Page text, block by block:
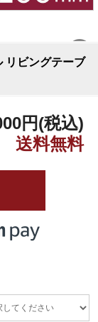
ビングテーブ
円(税込)